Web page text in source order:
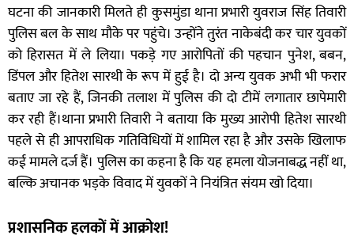
घटना की जानकारी मिलते ही कुसमुंडा थाना प्रभारी युवराज सिंह तिवारी
पुलिस बल के साथ मौके पर पहुंचे। उन्होंने तुरंत नाकेबंदी कर चार युवकों
को हिरासत में ले लिया। पकड़े गए आरोपितों की पहचान पुनेश, बबन,
डिंपल और हितेश सारथी के रूप में हुई है। दो अन्य युवक अभी भी फरार
बताए जा रहे हैं, जिनकी तलाश में पुलिस की दो टीमें लगातार छापेमारी
कर रही हैं।थाना प्रभारी तिवारी ने बताया कि मुख्य आरोपी हितेश सारथी
पहले से ही आपराधिक गतिविधियों में शामिल रहा है और उसके खिलाफ
कई मामले दर्ज हैं। पुलिस का कहना है कि यह हमला योजनाबद्ध नहीं था,
बल्कि अचानक भड़के विवाद में युवकों ने नियंत्रित संयम खो दिया।
प्रशासनिक हलकों में आक्रोश!